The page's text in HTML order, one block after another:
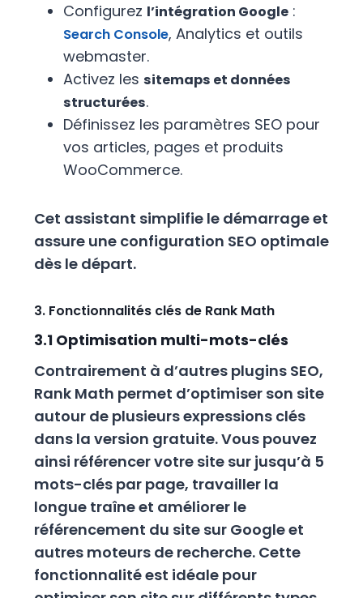
Configurez l’intégration Google:
Search Console, Analytics et outils
webmaster.
Activez les sitemaps et données
structurées.
Définissez les paramètres SEO pour
vos articles, pages et produits
WooCommerce.
Cet assistant simplifie le démarrage et
assure une configuration SEO optimale
dès le départ.
3. Fonctionnalités clés de Rank Math
3.1 Optimisation multi-mots-clés
Contrairement à d’autres plugins SEO,
Rank Math permet d’optimiser son site
autour de plusieurs expressions clés
dans la version gratuite. Vous pouvez
ainsi référencer votre site sur jusqu’à 5
mots-clés par page, travailler la
longue traîne et améliorer le
référencement du site sur Google et
autres moteurs de recherche. Cette
fonctionnalité est idéale pour